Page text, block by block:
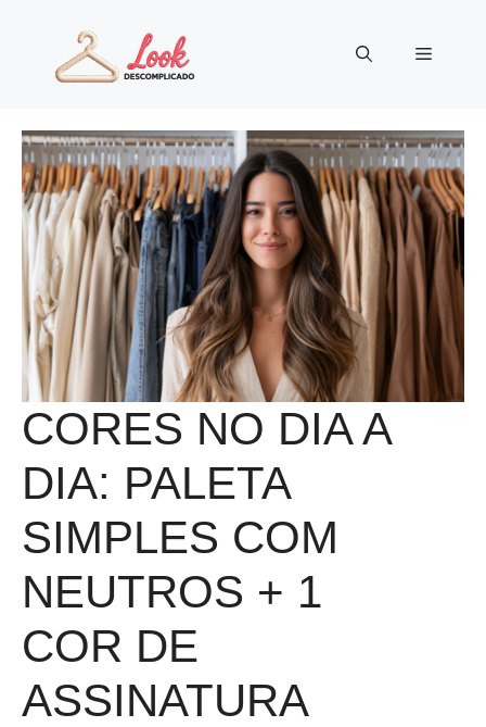
Menu
CORES NO DIA A
DIA: PALETA
SIMPLES COM
NEUTROS + 1
COR DE
ASSINATURA